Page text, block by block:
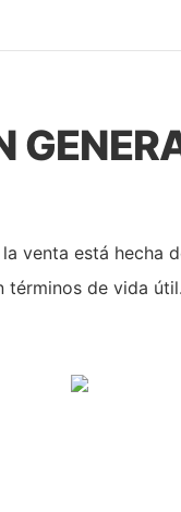
venta está hecha
términos de vida útil.